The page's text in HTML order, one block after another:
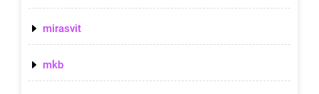
mirasvit
mkb